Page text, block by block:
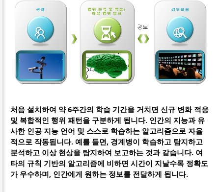
처음 설치하여 약 6주간의 학습 기간을 거치면 신규 변화 적응
및 복합적인 행위 패턴을 구분하게 됩니다. 인간의 지능과 유
사한 인공 지능 언어 및 스스로 학습하는 알고리즘으로 자율
적으로 작동됩니다. 예를 들면, 경계병이 학습하고 탐지하고
분석하고 이상 현상을 탐지하여 보고하는 것과 같습니다. 여
타의 규칙 기반의 알고리즘에 비하면 시간이 지날수록 정확도
가 우수하며, 인간에게 원하는 정보를 전달하게 됩니다.